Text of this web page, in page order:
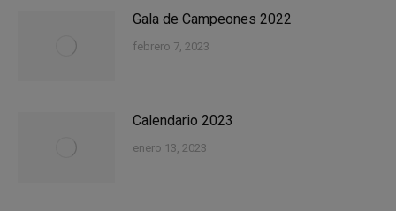
Gala de Campeones 2022
febrero 7, 2023
Calendario 2023
enero 13, 2023